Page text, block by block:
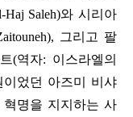
Haj Saleh)와 시리아
그리고 팔
(역자: 이스라엘의
이었던 아즈미 비샤
명을 지지하는 사